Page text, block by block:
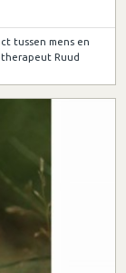
tussen mens en
Ruud